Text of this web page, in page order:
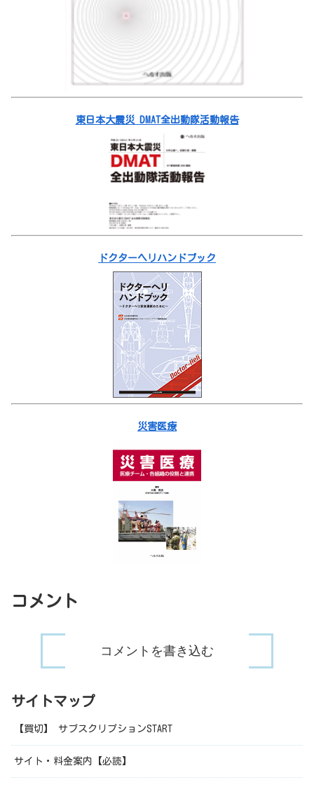
東日本大震災 DMAT全出動隊活動報告
ドクターヘリハンドブック
災害医療
コメント
コメントを書き込む
サイトマップ
【買切】 サブスクリプションSTART
サイト・料金案内【必読】